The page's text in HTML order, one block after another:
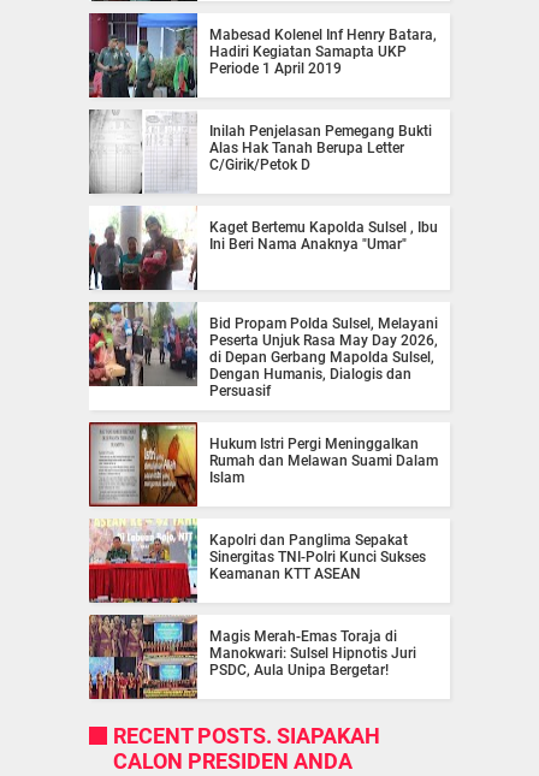
Mabesad Kolenel Inf Henry Batara,
Hadiri Kegiatan Samapta UKP
Periode 1 April 2019
Inilah Penjelasan Pemegang Bukti
Alas Hak Tanah Berupa Letter
C/Girik/Petok D
Kaget Bertemu Kapolda Sulsel , Ibu
Ini Beri Nama Anaknya "Umar"
Bid Propam Polda Sulsel, Melayani
Peserta Unjuk Rasa May Day 2026,
di Depan Gerbang Mapolda Sulsel,
Dengan Humanis, Dialogis dan
Persuasif
Hukum Istri Pergi Meninggalkan
Rumah dan Melawan Suami Dalam
Islam
Kapolri dan Panglima Sepakat
Sinergitas TNI-Polri Kunci Sukses
Keamanan KTT ASEAN
Magis Merah-Emas Toraja di
Manokwari: Sulsel Hipnotis Juri
PSDC, Aula Unipa Bergetar!
RECENT POSTS. SIAPAKAH
CALON PRESIDEN ANDA